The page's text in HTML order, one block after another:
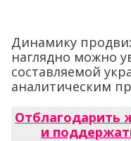
Динамику
наглядно можно
составляемой
аналитическим
Отблагодарить
и